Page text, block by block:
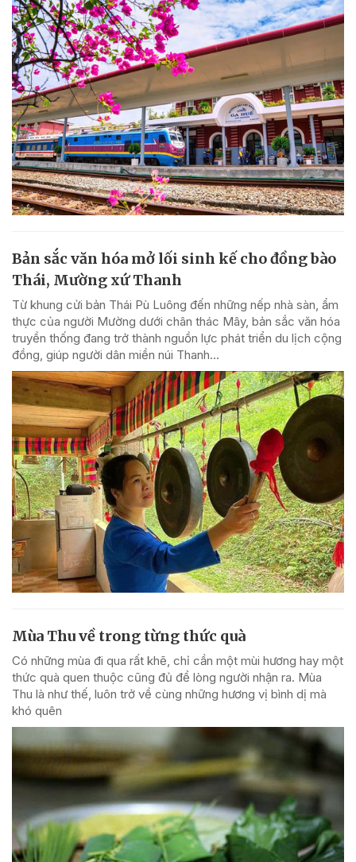
Bản sắc văn hóa mở lối sinh kế cho đồng bào
Thái, Mường xứ Thanh
Từ khung cửi bản Thái Pù Luông đến những nếp nhà sàn, ẩm
thực của người Mường dưới chân thác Mây, bản sắc văn hóa
truyền thống đang trở thành nguồn lực phát triển du lịch cộng
đồng, giúp người dân miền núi Thanh...
Mùa Thu về trong từng thức quà
Có những mùa đi qua rất khẽ, chỉ cần một mùi hương hay một
thức quà quen thuộc cũng đủ để lòng người nhận ra. Mùa
Thu là như thế, luôn trở về cùng những hương vị bình dị mà
khó quên